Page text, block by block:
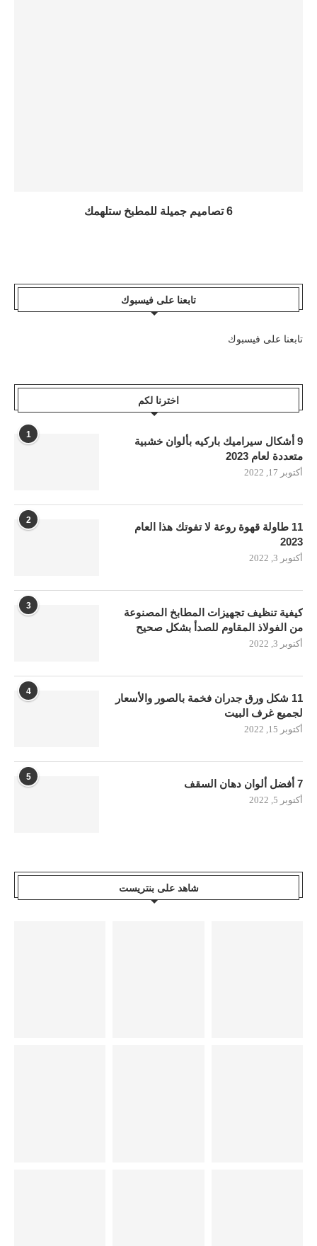
6 تصاميم جميلة للمطبخ ستلهمك
تابعنا على فيسبوك
تابعنا على فيسبوك
اخترنا لكم
1
9 أشكال سيراميك باركيه بألوان خشبية
متعددة لعام 2023
أكتوبر 17, 2022
2
11 طاولة قهوة روعة لا تفوتك هذا العام
2023
أكتوبر 3, 2022
3
كيفية تنظيف تجهيزات المطابخ المصنوعة
من الفولاذ المقاوم للصدأ بشكل صحيح
أكتوبر 3, 2022
4
11 شكل ورق جدران فخمة بالصور والأسعار
لجميع غرف البيت
أكتوبر 15, 2022
5
7 أفضل ألوان دهان السقف
أكتوبر 5, 2022
شاهد على بنتريست